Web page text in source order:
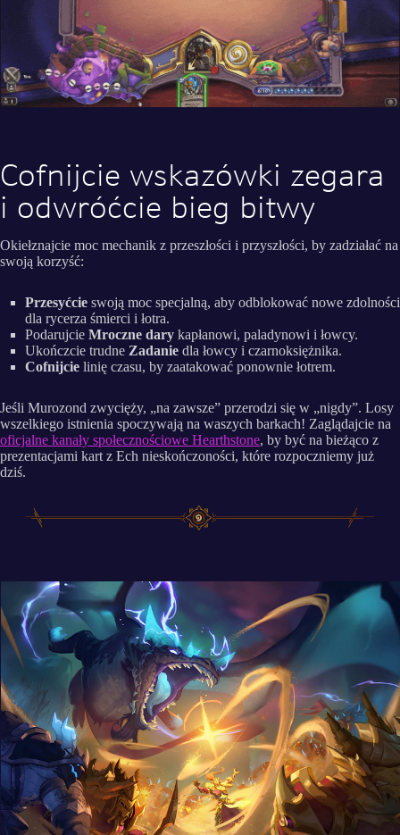
Cofnijcie wskazówki zegara
i odwróćcie bieg bitwy
Okiełznajcie moc mechanik z przeszłości i przyszłości, by zadziałać na
swoją korzyść:
Przesyćcie swoją moc specjalną, aby odblokować nowe zdolności
dla rycerza śmierci i łotra.
Podarujcie Mroczne dary kapłanowi, paladynowi i łowcy.
Ukończcie trudne Zadanie dla łowcy i czarnoksiężnika.
Cofnijcie linię czasu, by zaatakować ponownie łotrem.
Jeśli Murozond zwycięży, „na zawsze” przerodzi się w „nigdy”. Losy
wszelkiego istnienia spoczywają na waszych barkach! Zaglądajcie na
oficjalne kanały społecznościowe Hearthstone, by być na bieżąco z
prezentacjami kart z Ech nieskończoności, które rozpoczniemy już
dziś.